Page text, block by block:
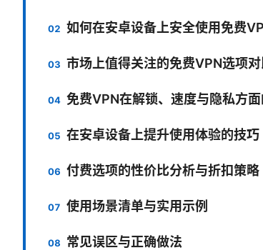
如何在安卓设备上安全使用免费
市场上值得关注的免费VPN选项
免费VPN在解锁、速度与隐私方
在安卓设备上提升使用体验的技巧
付费选项的性价比分析与折扣策略
使用场景清单与实用示例
常见误区与正确做法